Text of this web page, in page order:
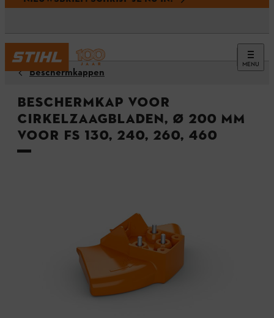
MENU
Beschermkappen
Beschermkap voor
cirkelzaagbladen, Ø 200 mm
voor FS 130, 240, 260, 460